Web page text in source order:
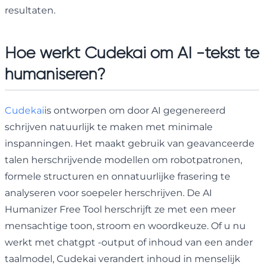
resultaten.
Hoe werkt Cudekai om AI -tekst te
humaniseren?
Cudekaiis ontworpen om door AI gegenereerd
schrijven natuurlijk te maken met minimale
inspanningen. Het maakt gebruik van geavanceerde
talen herschrijvende modellen om robotpatronen,
formele structuren en onnatuurlijke frasering te
analyseren voor soepeler herschrijven. De AI
Humanizer Free Tool herschrijft ze met een meer
mensachtige toon, stroom en woordkeuze. Of u nu
werkt met chatgpt -output of inhoud van een ander
taalmodel, Cudekai verandert inhoud in menselijk